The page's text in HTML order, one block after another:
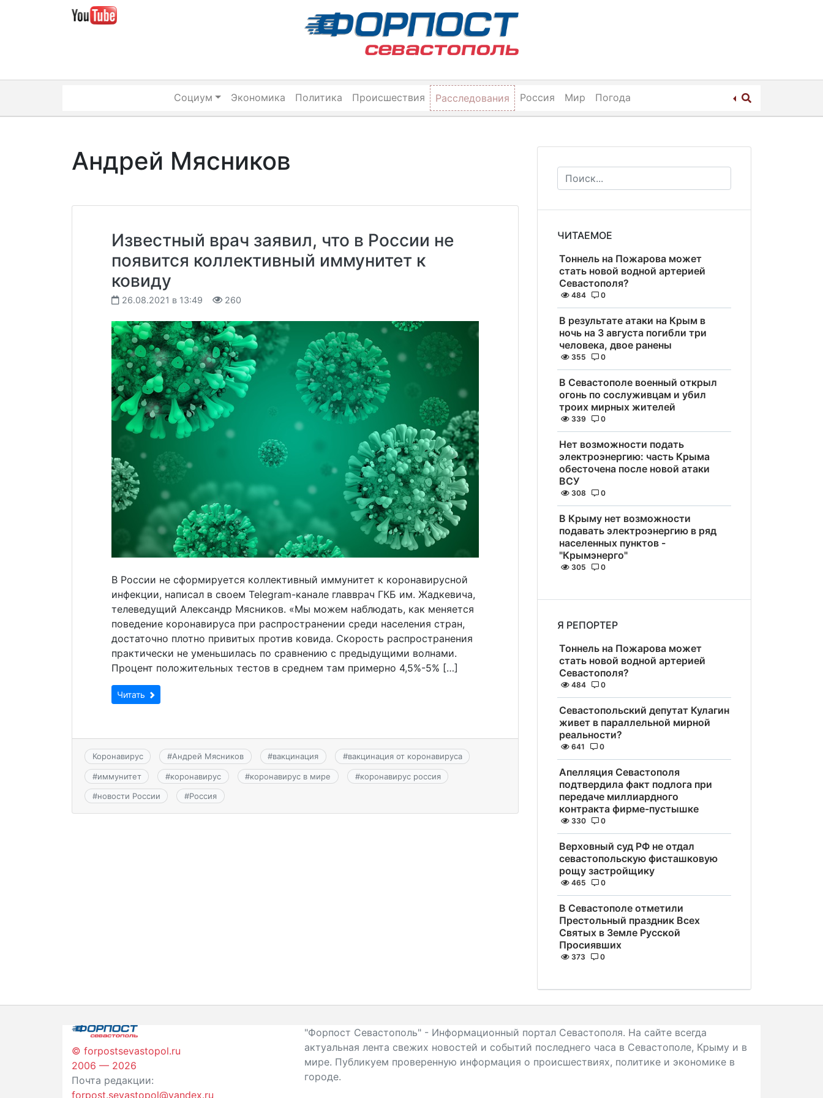
Социум Экономика Политика Происшествия Расследования Россия Мир Погода
Андрей Мясников
Известный врач заявил, что в России не
появится коллективный иммунитет к
ковиду
26.08.2021 в 13:49 260
В России не сформируется коллективный иммунитет к коронавирусной
инфекции, написал в своем Telegram-канале главврач ГКБ им. Жадкевича,
телеведущий Александр Мясников. «Мы можем наблюдать, как меняется
поведение коронавируса при распространении среди населения стран,
достаточно плотно привитых против ковида. Скорость распространения
практически не уменьшилась по сравнению с предыдущими волнами.
Процент положительных тестов в среднем там примерно 4,5%-5% […]
Читать
Коронавирус #Андрей Мясников #вакцинация #вакцинация от коронавируса
#иммунитет #коронавирус #коронавирус в мире #коронавирус россия
#новости России #Россия
ЧИТАЕМОЕ
Тоннель на Пожарова может
стать новой водной артерией
Севастополя?
484 0
В результате атаки на Крым в
ночь на 3 августа погибли три
человека, двое ранены
355 0
В Севастополе военный открыл
огонь по сослуживцам и убил
троих мирных жителей
339 0
Нет возможности подать
электроэнергию: часть Крыма
обесточена после новой атаки
ВСУ
308 0
В Крыму нет возможности
подавать электроэнергию в ряд
населенных пунктов -
"Крымэнерго"
305 0
Я РЕПОРТЕР
Тоннель на Пожарова может
стать новой водной артерией
Севастополя?
484 0
Севастопольский депутат Кулагин
живет в параллельной мирной
реальности?
641 0
Апелляция Севастополя
подтвердила факт подлога при
передаче миллиардного
контракта фирме-пустышке
330 0
Верховный суд РФ не отдал
севастопольскую фисташковую
рощу застройщику
465 0
В Севастополе отметили
Престольный праздник Всех
Святых в Земле Русской
Просиявших
373 0
© forpostsevastopol.ru
2006 — 2026
Почта редакции:
forpost.sevastopol@yandex.ru
"Форпост Севастополь" - Информационный портал Севастополя. На сайте всегда
актуальная лента свежих новостей и событий последнего часа в Севастополе, Крыму и в
мире. Публикуем проверенную информация о происшествиях, политике и экономике в
городе.